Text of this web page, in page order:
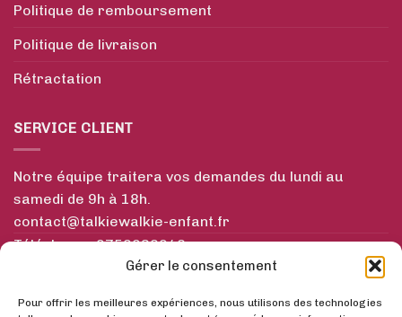
Gérer le consentement
Pour offrir les meilleures expériences, nous utilisons des technologies
Politique de remboursement
Politique de livraison
Rétractation
SERVICE CLIENT
Notre équipe traitera vos demandes du lundi au
samedi de 9h à 18h.
contact@talkiewalkie-enfant.fr
Téléphone : 0756932948